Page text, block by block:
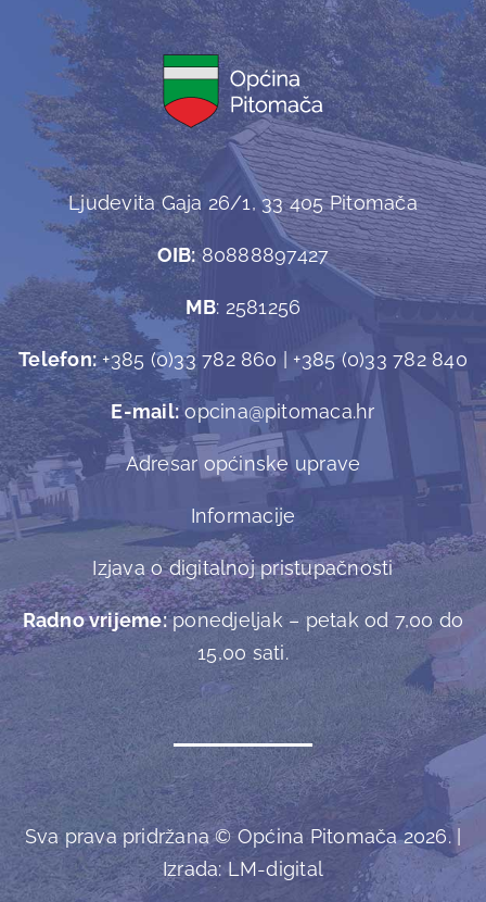
Ljudevita Gaja 26/1, 33 405 Pitomača
OIB:80888897427
MB: 2581256
Telefon:+385 (0)33 782 860 | +385 (0)33 782 840
E-mail:opcina@pitomaca.hr
Adresar općinske uprave
Informacije
Izjava o digitalnoj pristupačnosti
Radno vrijeme:ponedjeljak – petak od 7,00 do
15,00 sati.
Sva prava pridržana © Općina Pitomača 2026. |
Izrada:LM-digital